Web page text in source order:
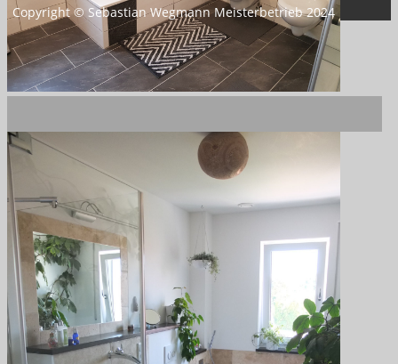
Copyright © Sebastian Wegmann Meisterbetrieb 2024